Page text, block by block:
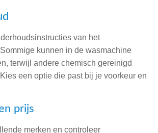
van het
kunnen in de wasmachine
terwijl andere chemisch gereinigd
een optie die past bij je voorkeur en
prijs
merken en controleer